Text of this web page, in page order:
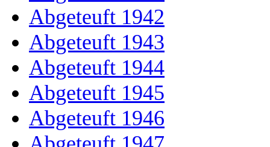
Abgeteuft 1942
Abgeteuft 1943
Abgeteuft 1944
Abgeteuft 1945
Abgeteuft 1946